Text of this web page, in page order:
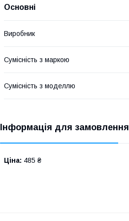
Основні
Виробник
Сумісність з маркою
Сумісність з моделлю
Інформація для замовлення
Ціна: 485 ₴